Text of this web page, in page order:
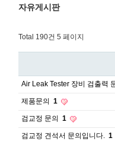
자유게시판
Total 190건 5 페이지
Air Leak Tester 장비 검출력
제품문의 1
검교정 문의 1
검교정 견석서 문의입니다. 1